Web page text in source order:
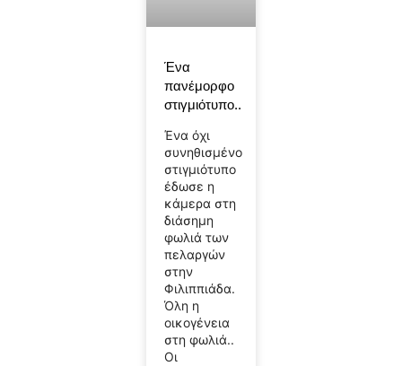
Ένα
πανέμορφο
στιγμιότυπο..
Ένα όχι
συνηθισμένο
στιγμιότυπο
έδωσε η
κάμερα στη
διάσημη
φωλιά των
πελαργών
στην
Φιλιππιάδα.
Όλη η
οικογένεια
στη φωλιά..
Οι